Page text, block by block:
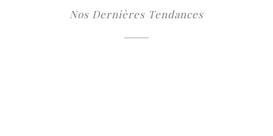
Nos Dernières Tendances